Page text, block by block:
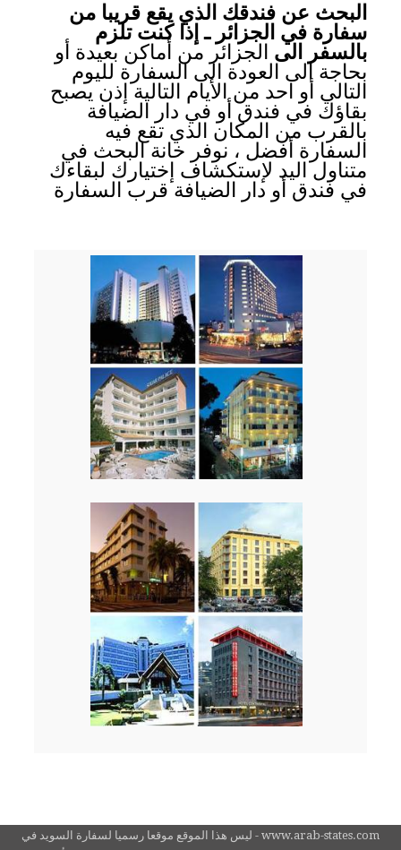
البحث عن فندقك الذي يقع قريبا من
سفارة في الجزائر ـ إذا كنت تلزم
بالسفر الىالجزائر من أماكن بعيدة أو
بحاجة الى العودة الى السفارة لليوم
التالي أو احد من الأيام التالية إذن يصبح
بقاؤك في فندق أو في دار الضيافة
بالقرب من المكان الذي تقع فيه
السفارة أفضل ، نوفر خانة البحث في
متناول اليد لإستكشاف إختيارك لبقاءك
في فندق أو دار الضيافة قرب السفارة
www.arab-states.com - ليس هذا الموقع موقعا رسميا لسفارة السويد في